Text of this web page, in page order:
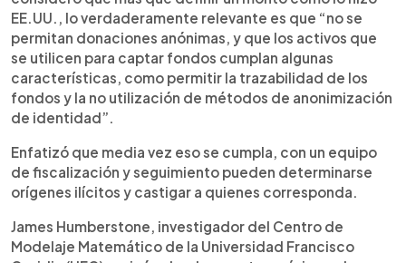
EE.UU., lo verdaderamente relevante es que “no se
permitan donaciones anónimas, y que los activos que
se utilicen para captar fondos cumplan algunas
características, como permitir la trazabilidad de los
fondos y la no utilización de métodos de anonimización
de identidad”.
Enfatizó que media vez eso se cumpla, con un equipo
de fiscalización y seguimiento pueden determinarse
orígenes ilícitos y castigar a quienes corresponda.
James Humberstone, investigador del Centro de
Modelaje Matemático de la Universidad Francisco